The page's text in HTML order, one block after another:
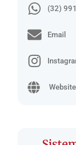
(32)
Email
Website